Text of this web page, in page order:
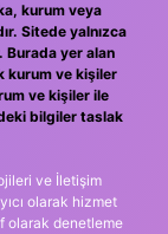
kurum veya
Sitede yalnızca
Burada yer alan
kurum ve kişiler
ve kişiler ile
bilgiler taslak
ve İletişim
olarak hizmet
olarak denetleme